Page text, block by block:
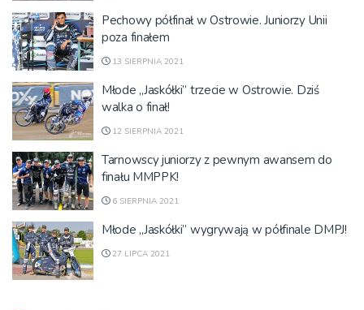
Pechowy półfinał w Ostrowie. Juniorzy Unii
poza finałem
13 SIERPNIA 2021
Młode „Jaskółki” trzecie w Ostrowie. Dziś
walka o finał!
12 SIERPNIA 2021
Tarnowscy juniorzy z pewnym awansem do
finału MMPPK!
6 SIERPNIA 2021
Młode „Jaskółki” wygrywają w półfinale DMPJ!
27 LIPCA 2021